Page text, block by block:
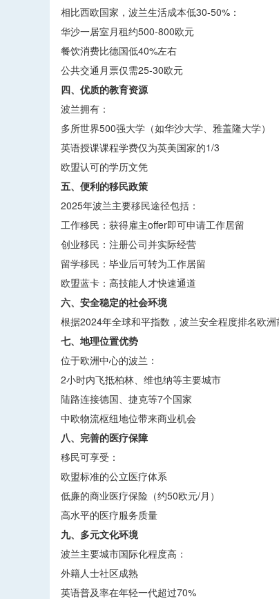
相比西欧国家，波兰生活成本低30-50%：
华沙一居室月租约500-800欧元
餐饮消费比德国低40%左右
公共交通月票仅需25-30欧元
四、优质的教育资源
波兰拥有：
多所世界500强大学（如华沙大学、雅盖隆大学）
英语授课课程学费仅为英美国家的1/3
欧盟认可的学历文凭
五、便利的移民政策
2025年波兰主要移民途径包括：
工作移民：获得雇主offer即可申请工作居留
创业移民：注册公司并实际经营
留学移民：毕业后可转为工作居留
欧盟蓝卡：高技能人才快速通道
六、安全稳定的社会环境
根据2024年全球和平指数，波兰安全程度排名欧
七、地理位置优势
位于欧洲中心的波兰：
2小时内飞抵柏林、维也纳等主要城市
陆路连接德国、捷克等7个国家
中欧物流枢纽地位带来商业机会
八、完善的医疗保障
移民可享受：
欧盟标准的公立医疗体系
低廉的商业医疗保险（约50欧元/月）
高水平的医疗服务质量
九、多元文化环境
波兰主要城市国际化程度高：
外籍人士社区成熟
英语普及率在年轻一代超过70%